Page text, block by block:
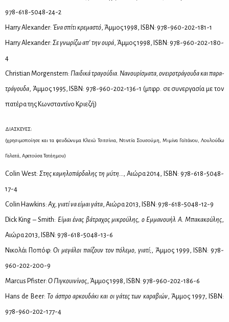
978-618-5048-24-2
Harry Alexander: Ένα σπί­τι κρε­μα­στό, Άμ­μος 1998, ISBN: 978-960-202-181-1
Harry Alexander:Σε γνω­ρί­ζω απ' την ου­ρά, Άμ­μος 1998, ISBN: 978-960-202-180-
4
Christian Morgenstern: Παι­δι­κά τρα­γού­δια. Να­νου­ρί­σμα­τα, ονει­ρο­τρά­γου­δα και πα­ρα­
τρά­γου­δα, Άμ­μος 1995, ISBN: 978-960-202-136-1 (μτ­φρ. σε συ­νερ­γα­σία με τον
πα­τέ­ρα της Κων­στα­ντί­νο Κριε­ζή)
ΔΙΑΣΚΕΥΕΣ:
(χρησιμοποίησε και τα ψευδώνυμα Κλειώ Τσιτσίνια, Ντιντία Σουσούμη, Μιμίνα Γαϊτάνου, Λουλούδω
Γαλατά, Αρετούσα Τατάημου)
Colin West: Στης κα­μη­λο­πάρ­δα­λης τη μύ­τη..., Αιώ­ρα 2014, ISBN: 978-618-5048-
17-4
Colin Hawkins: Αχ, για­τί να εί­μαι γά­τα, Αιώ­ρα 2013, ISBN: 978-618-5048-12-9
Dick King – Smith: Εί­μαι ένας βά­τρα­χος μι­κρού­λης, ο Εμ­μα­νου­ήλ Α. Μπα­κα­κού­λης,
Αιώ­ρα 2013, ISBN: 978-618-5048-13-6
Νι­κο­λάι Πο­πόφ:Οι με­γά­λοι παί­ζουν τον πό­λε­μο, για­τί;, Άμ­μος 1999, ISBN: 978-
960-202-200-9
Marcus Pfister: Ο Πι­γκουι­νί­νος, Άμ­μος 1998, ISBN: 978-960-202-186-6
Hans de Beer: Το άσπρο αρ­κου­δά­κι και οι γά­τες των κα­ρα­βιών, Άμ­μος 1997, ISBN:
978-960-202-177-4